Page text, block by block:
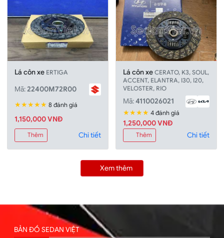
Lá côn xe ERTIGA
Mã:22400M72R00
★★★★★ 8 đánh giá
1,150,000 VNĐ
Thêm Chi tiết
Lá côn xeCERATO, K3, SOUL,
ACCENT, ELANTRA, I30, I20,
VELOSTER, RIO
Mã:4110026021
★★★★ 4 đánh giá
1,250,000 VNĐ
Thêm Chi tiết
Xem thêm
BẢN ĐỒ SEDAN VIỆT